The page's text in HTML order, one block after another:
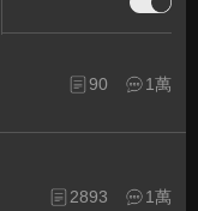
90 1萬
2893 1萬